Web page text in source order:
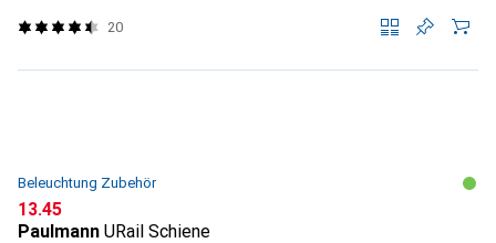
20
Beleuchtung Zubehör
CHF
13.45
Paulmann URail Schiene